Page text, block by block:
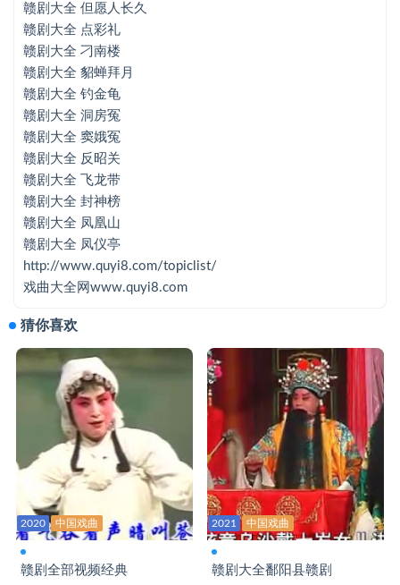
赣剧大全 刁南楼
赣剧大全 貂蝉拜月
赣剧大全 钓金龟
赣剧大全 洞房冤
赣剧大全 窦娥冤
赣剧大全 飞龙带
赣剧大全 封神榜 A
赣剧大全 封神榜 B
赣剧大全 封神榜 C
赣剧大全 凤凰山
赣剧大全 凤仪亭
赣剧大全 父子状元
赣剧大全 龟山奇案
赣剧大全 海瑞骂相
赣剧大全 邯郸梦
赣剧大全 汉宫惊魂
赣剧大全 但愿人长久
赣剧大全 点彩礼
赣剧大全 刁南楼
赣剧大全 貂蝉拜月
赣剧大全 钓金龟
赣剧大全 洞房冤
赣剧大全 窦娥冤
赣剧大全 反昭关
赣剧大全 飞龙带
赣剧大全 封神榜
赣剧大全 凤凰山
赣剧大全 凤仪亭
http://www.quyi8.com/topiclist/
戏曲大全网www.quyi8.com
猜你喜欢
2020 中国戏曲
赣剧全部视频经典
2021 中国戏曲
赣剧大全鄱阳县赣剧